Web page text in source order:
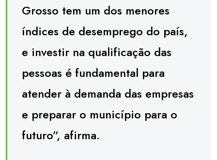
Grosso tem um dos menores
índices de desemprego do país,
e investir na qualificação das
pessoas é fundamental para
atender à demanda das empresas
e preparar o município para o
futuro”, afirma.